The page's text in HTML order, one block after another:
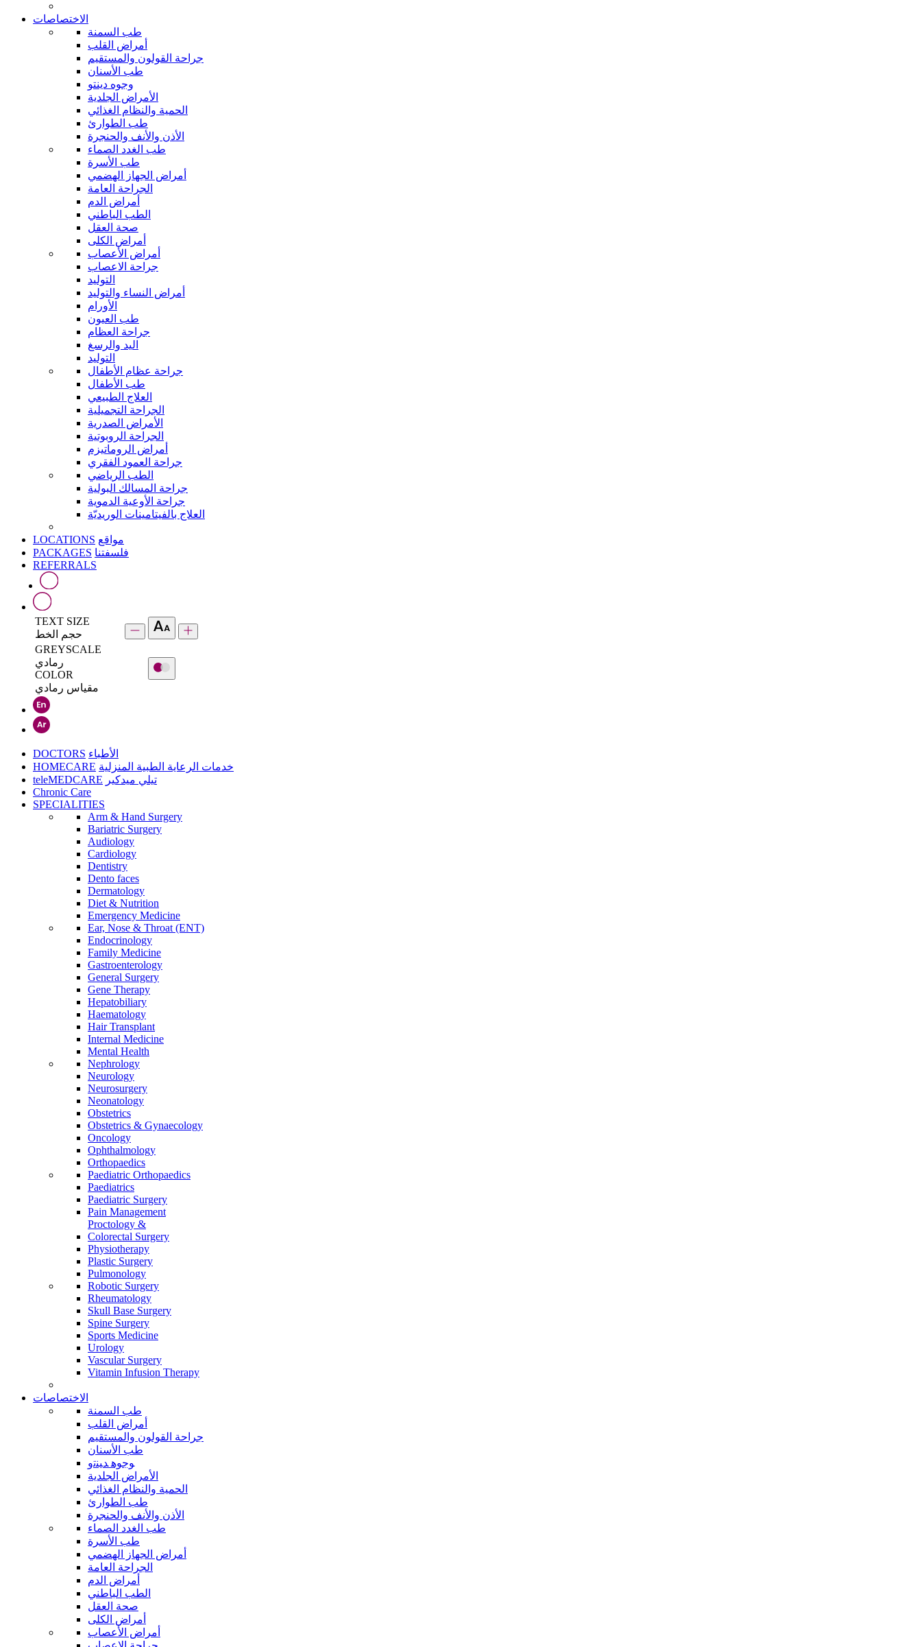
الاختصاصات
طب السمنة
أمراض القلب
جراحة القولون والمستقيم
طب الأسنان
وجوه دينتو
الأمراض الجلدية
الحمية والنظام الغذائي
طب الطوارئ
الأذن والأنف والحنجرة
طب الغدد الصماء
طب الأسرة
أمراض الجهاز الهضمي
الجراحة العامة
أمراض الدم
الطب الباطني
صحة العقل
أمراض الكلى
أمراض الأعصاب
جراحة الاعصاب
التوليد
أمراض النساء والتوليد
الأورام
طب العيون
جراحة العظام
اليد والرسغ
التوليد
جراحة عظام الأطفال
طب الأطفال
العلاج الطبيعي
الجراحة التجميلية
الأمراض الصدرية
الجراحة الروبوتية
أمراض الروماتيزم
جراحة العمود الفقري
الطب الرياضي
جراحة المسالك البولية
جراحة الأوعية الدموية
العلاج بالفيتامينات الوريديّة
LOCATIONS مواقع
PACKAGES فلسفتنا
REFERRALS
TEXT SIZE
حجم الخط
GREYSCALE
رمادي
COLOR
مقياس رمادي
DOCTORS الأطباء
HOMECARE خدمات الرعاية الطبية المنزلية
teleMEDCARE تيلي ميدكير
Chronic Care
SPECIALITIES
Arm & Hand Surgery
Bariatric Surgery
Audiology
Cardiology
Dentistry
Dento faces
Dermatology
Diet & Nutrition
Emergency Medicine
Ear, Nose & Throat (ENT)
Endocrinology
Family Medicine
Gastroenterology
General Surgery
Gene Therapy
Hepatobiliary
Haematology
Hair Transplant
Internal Medicine
Mental Health
Nephrology
Neurology
Neurosurgery
Neonatology
Obstetrics
Obstetrics & Gynaecology
Oncology
Ophthalmology
Orthopaedics
Paediatric Orthopaedics
Paediatrics
Paediatric Surgery
Pain Management
Proctology &
Colorectal Surgery
Physiotherapy
Plastic Surgery
Pulmonology
Robotic Surgery
Rheumatology
Skull Base Surgery
Spine Surgery
Sports Medicine
Urology
Vascular Surgery
Vitamin Infusion Therapy
الاختصاصات
طب السمنة
أمراض القلب
جراحة القولون والمستقيم
طب الأسنان
ﻮﺟﻮﻫ ﺪﻴﻨﺗﻭ
الأمراض الجلدية
الحمية والنظام الغذائي
طب الطوارئ
الأذن والأنف والحنجرة
طب الغدد الصماء
طب الأسرة
أمراض الجهاز الهضمي
الجراحة العامة
أمراض الدم
الطب الباطني
صحة العقل
أمراض الكلى
أمراض الأعصاب